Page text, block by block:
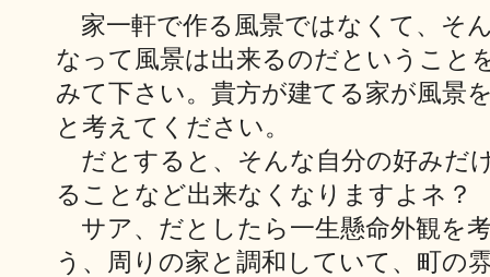
家一軒で作る風景ではなくて、そ
なって風景は出来るのだということ
みて下さい。貴方が建てる家が風景
と考えてください。
だとすると、そんな自分の好みだ
ることなど出来なくなりますよネ？
サア、だとしたら一生懸命外観を
う、周りの家と調和していて、町の